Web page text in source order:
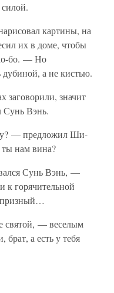
картины, на
их в доме, чтобы
бо. — Но
а не кистью.
значит
Сунь Вэнь.
— предложил Ши-
нам вина?
Сунь Вэнь, —
к горячительной
святой, — веселым
а есть у тебя